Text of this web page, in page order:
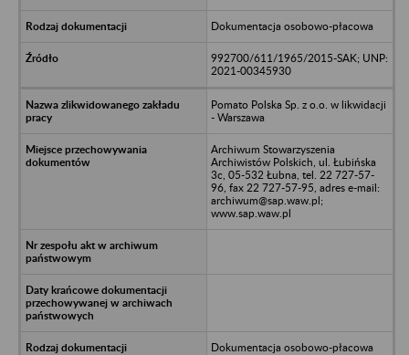
Dokumentacja osobowo-płacowa
992700/611/1965/2015-SAK; UNP:
2021-00345930
Pomato Polska Sp. z o.o. w likwidacji
- Warszawa
Archiwum Stowarzyszenia
Archiwistów Polskich, ul. Łubińska
3c, 05-532 Łubna, tel. 22 727-57-
96, fax 22 727-57-95, adres e-mail:
archiwum@sap.waw.pl;
www.sap.waw.pl
Dokumentacja osobowo-płacowa